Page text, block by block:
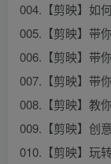
004.【剪映】如
005.【剪映】带
006.【剪映】带
007.【剪映】带
008.【剪映】教
009.【剪映】创
010.【剪映】玩